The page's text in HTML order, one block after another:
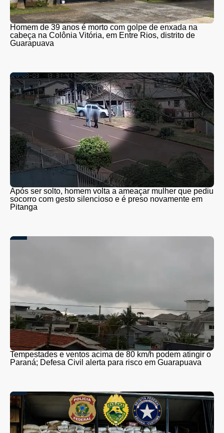
Homem de 39 anos é morto com golpe de enxada na
cabeça na Colônia Vitória, em Entre Rios, distrito de
Guarapuava
Após ser solto, homem volta a ameaçar mulher que pediu
socorro com gesto silencioso e é preso novamente em
Pitanga
Tempestades e ventos acima de 80 km/h podem atingir o
Paraná; Defesa Civil alerta para risco em Guarapuava